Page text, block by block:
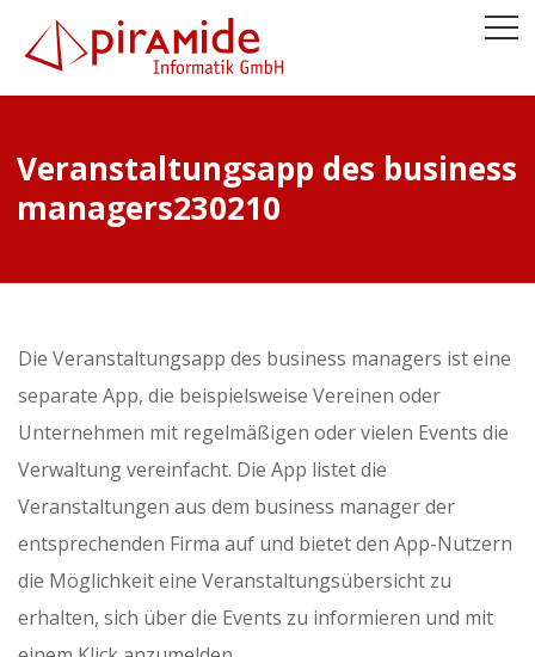
Veranstaltungsapp des business
managers230210
Die Veranstaltungsapp des business managers ist eine
separate App, die beispielsweise Vereinen oder
Unternehmen mit regelmäßigen oder vielen Events die
Verwaltung vereinfacht. Die App listet die
Veranstaltungen aus dem business manager der
entsprechenden Firma auf und bietet den App-Nutzern
die Möglichkeit eine Veranstaltungsübersicht zu
erhalten, sich über die Events zu informieren und mit